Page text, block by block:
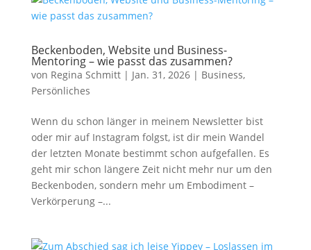
Beckenboden, Website und Business-
Mentoring – wie passt das zusammen?
von Regina Schmitt| Jan. 31, 2026| Business,
Persönliches
Wenn du schon länger in meinem Newsletter bist
oder mir auf Instagram folgst, ist dir mein Wandel
der letzten Monate bestimmt schon aufgefallen. Es
geht mir schon längere Zeit nicht mehr nur um den
Beckenboden, sondern mehr um Embodiment –
Verkörperung –...